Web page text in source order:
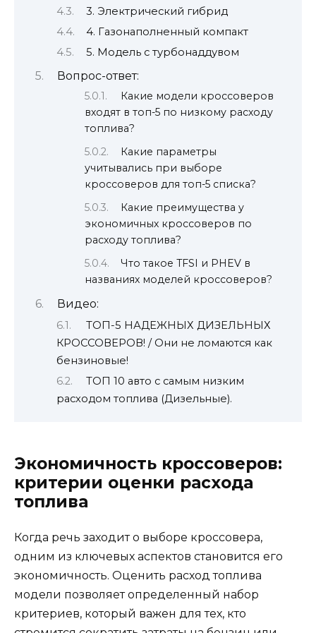
3. Электрический гибрид
4. Газонаполненный компакт
5. Модель с турбонаддувом
Вопрос-ответ:
Какие модели кроссоверов
входят в топ-5 по низкому расходу
топлива?
Какие параметры
учитывались при выборе
кроссоверов для топ-5 списка?
Какие преимущества у
экономичных кроссоверов по
расходу топлива?
Что такое TFSI и PHEV в
названиях моделей кроссоверов?
Видео:
ТОП-5 НАДЕЖНЫХ ДИЗЕЛЬНЫХ
КРОССОВЕРОВ! / Они не ломаются как
бензиновые!
ТОП 10 авто с самым низким
расходом топлива (Дизельные).
Экономичность кроссоверов:
критерии оценки расхода
топлива
Когда речь заходит о выборе кроссовера,
одним из ключевых аспектов становится его
экономичность. Оценить расход топлива
модели позволяет определенный набор
критериев, который важен для тех, кто